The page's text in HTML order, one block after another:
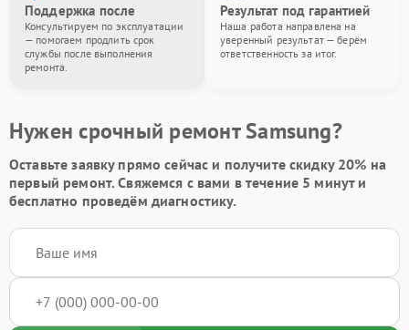
Поддержка после
Консультируем по эксплуатации
— помогаем продлить срок
службы после выполнения
ремонта.
Результат под гарантией
Наша работа направлена на
уверенный результат — берём
ответственность за итог.
Нужен срочный ремонт Samsung?
Оставьте заявкупрямо сейчас и получите скидку 20% на
первый ремонт. Свяжемся с вами в течение 5 минут и
бесплатно проведём диагностику.